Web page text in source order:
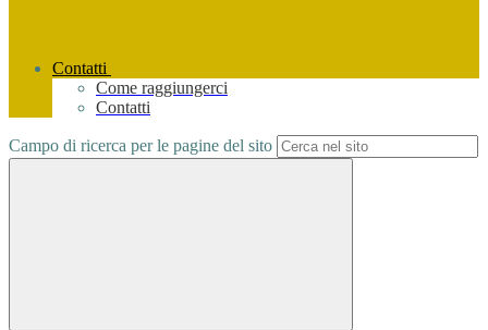
Contatti
Come raggiungerci
Contatti
Campo di ricerca per le pagine del sito